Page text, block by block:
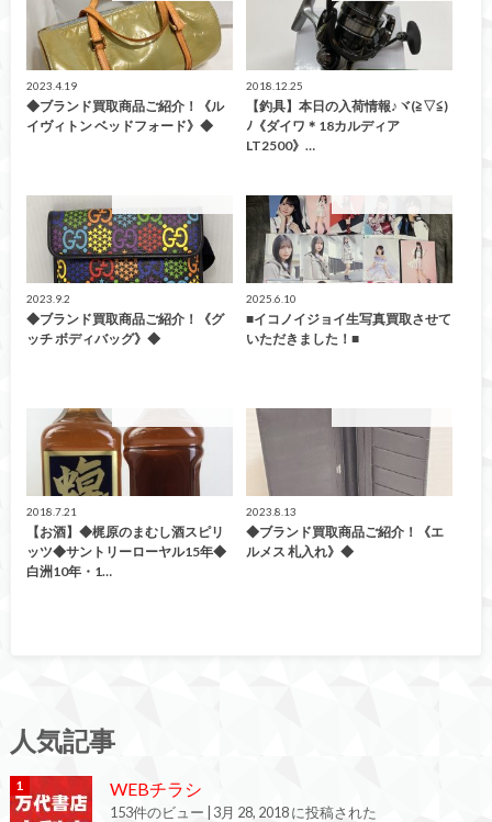
2023.4.19
◆ブランド買取商品ご紹介！《ル
イヴィトン ベッドフォード》◆
2018.12.25
【釣具】本日の入荷情報♪ヾ(≧▽≦)
ﾉ《ダイワ＊18カルディア
LT2500》…
2023.9.2
◆ブランド買取商品ご紹介！《グ
ッチ ボディバッグ》◆
2025.6.10
■イコノイジョイ生写真買取させて
いただきました！■
2018.7.21
【お酒】◆梶原のまむし酒スピリ
ッツ◆サントリーローヤル15年◆
白洲10年・1…
2023.8.13
◆ブランド買取商品ご紹介！《エ
ルメス 札入れ》◆
人気記事
WEBチラシ
153件のビュー 3月 28, 2018 に投稿された